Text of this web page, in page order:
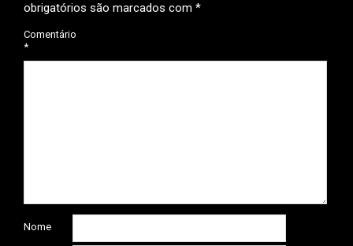
obrigatórios são marcados com *
Comentário
*
Nome